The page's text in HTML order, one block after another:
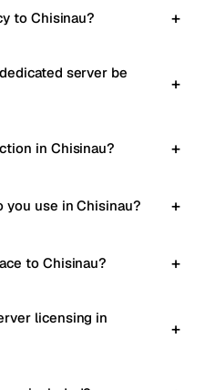
to Chisinau?
server be
in Chisinau?
you use in Chisinau?
to Chisinau?
licensing in